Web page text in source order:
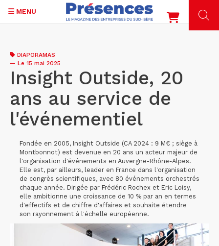
contenu
principal
MENU
DIAPORAMAS
— Le 15 mai 2025
Insight Outside, 20
ans au service de
l'événementiel
Fondée en 2005, Insight Outside (CA 2024 : 9 M€ ; siège à
Montbonnot) est devenue en 20 ans un acteur majeur de
l'organisation d'événements en Auvergne-Rhône-Alpes.
Elle est, par ailleurs, leader en France dans l'organisation
de congrès scientifiques, avec 80 événements orchestrés
chaque année. Dirigée par Frédéric Rochex et Eric Loisy,
elle ambitionne une croissance de 10 % par an en termes
d'effectifs et de chiffre d'affaires et souhaite étendre
son rayonnement à l'échelle européenne.